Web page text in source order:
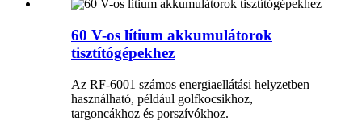
60 V-os lítium akkumulátorok
tisztítógépekhez
Az RF-6001 számos energiaellátási helyzetben
használható, például golfkocsikhoz,
targoncákhoz és porszívókhoz.